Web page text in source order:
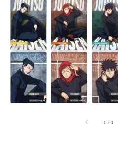
1 /1